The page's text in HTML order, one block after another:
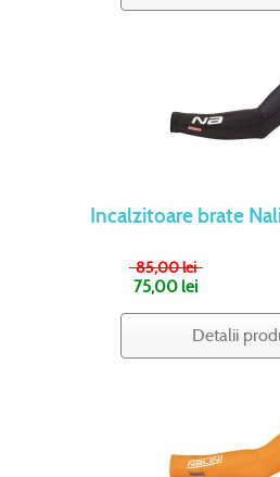
Incalzitoare brate
85,00 lei
75,00 lei
Detalii